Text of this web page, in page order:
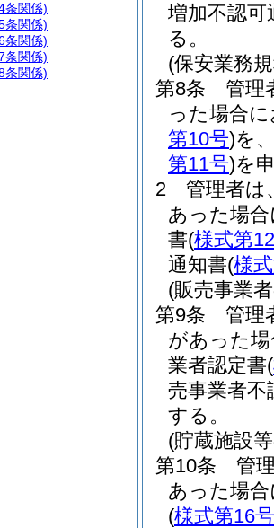
増加不認可
る。
(保安業務
第8条
管理
った場合
第10号)を
第11号)を
2
管理者は
あった場
書(様式第
通知書(様
(販売事業
第9条
管理
があった
業者認定書(
売事業者不
する。
(貯蔵施設
第10条
管
あった場
(様式第16号
条関係)
条関係)
条関係)
条関係)
条関係)